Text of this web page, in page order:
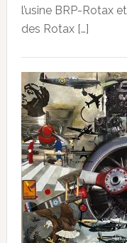
l’usine BRP-Rotax
des Rotax […]